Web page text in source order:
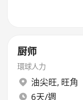
厨师
環球人力
油尖旺, 旺角
6天/週